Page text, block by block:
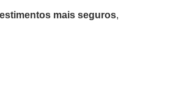
mais seguros,